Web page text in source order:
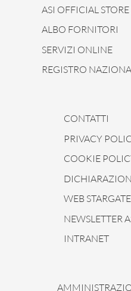
ASI OFFICIAL STORE
ALBO FORNITORI
SERVIZI ONLINE
REGISTRO
CONTATTI
PRIVACY
COOKIE
WEB STARGATE
NEWSLETTER
INTRANET